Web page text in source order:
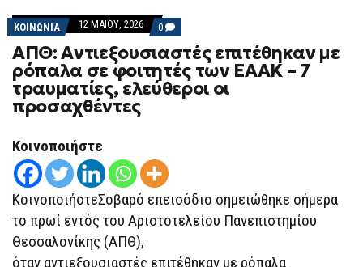
ΚΟΙΝΩΝΙΑ 12 ΜΑΪ́ΟΥ, 2026 0 COMMENTS
ON
ΑΠΘ:
ΑΝΤΙΕΞΟΥΣΙΑΣΤΈΣ
ΕΠΙΤΈΘΗΚΑΝ
ΜΕ
ΡΌΠΑΛΑ
7
ΤΡΑΥΜΑΤΊΕΣ,
ΕΛΕΎΘΕΡΟΙ
ΟΙ
ΠΡΟΣΑΧΘΈΝΤΕΣ
ΑΠΘ: Αντιεξουσιαστές επιτέθηκαν με
ρόπαλα σε φοιτητές των ΕΑΑΚ – 7
τραυματίες, ελεύθεροι οι
προσαχθέντες
Κοινοποιήστε
ΚοινοποιήστεΣοβαρό επεισόδιο σημειώθηκε σήμερα
το πρωί εντός του Αριστοτελείου Πανεπιστημίου
Θεσσαλονίκης (ΑΠΘ),
όταν αντιεξουσιαστές επιτέθηκαν με ρόπαλα